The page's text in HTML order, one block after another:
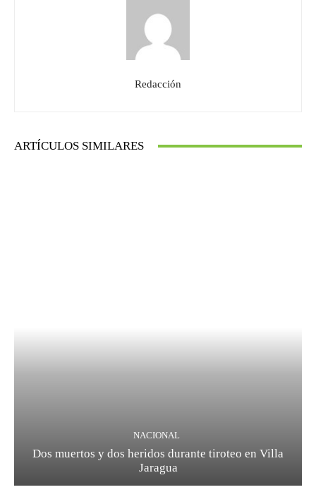
Redacción
ARTÍCULOS SIMILARES
NACIONAL
Dos muertos y dos heridos durante tiroteo en Villa
Jaragua